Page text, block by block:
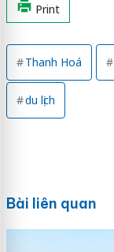
Print
Thanh Hoá
du lịch
Bài liên quan